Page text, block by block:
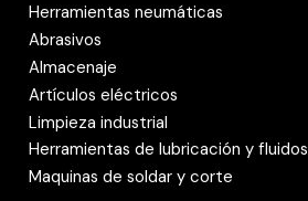
Herramientas neumáticas
Abrasivos
Almacenaje
Artículos eléctricos
Limpieza industrial
Herramientas de lubricación y fluidos
Maquinas de soldar y corte